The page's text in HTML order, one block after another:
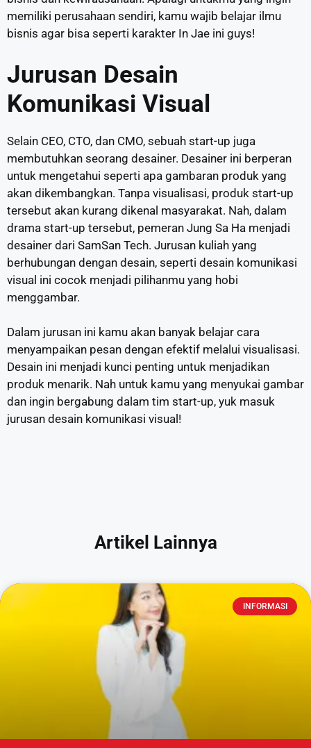
memiliki perusahaan sendiri, kamu wajib belajar ilmu
bisnis agar bisa seperti karakter In Jae ini guys!
Jurusan Desain
Komunikasi Visual
Selain CEO, CTO, dan CMO, sebuah start-up juga
membutuhkan seorang desainer. Desainer ini berperan
untuk mengetahui seperti apa gambaran produk yang
akan dikembangkan. Tanpa visualisasi, produk start-up
tersebut akan kurang dikenal masyarakat. Nah, dalam
drama start-up tersebut, pemeran Jung Sa Ha menjadi
desainer dari SamSan Tech. Jurusan kuliah yang
berhubungan dengan desain, seperti desain komunikasi
visual ini cocok menjadi pilihanmu yang hobi
menggambar.
Dalam jurusan ini kamu akan banyak belajar cara
menyampaikan pesan dengan efektif melalui visualisasi.
Desain ini menjadi kunci penting untuk menjadikan
produk menarik. Nah untuk kamu yang menyukai gambar
dan ingin bergabung dalam tim start-up, yuk masuk
jurusan desain komunikasi visual!
Artikel Lainnya
INFORMASI